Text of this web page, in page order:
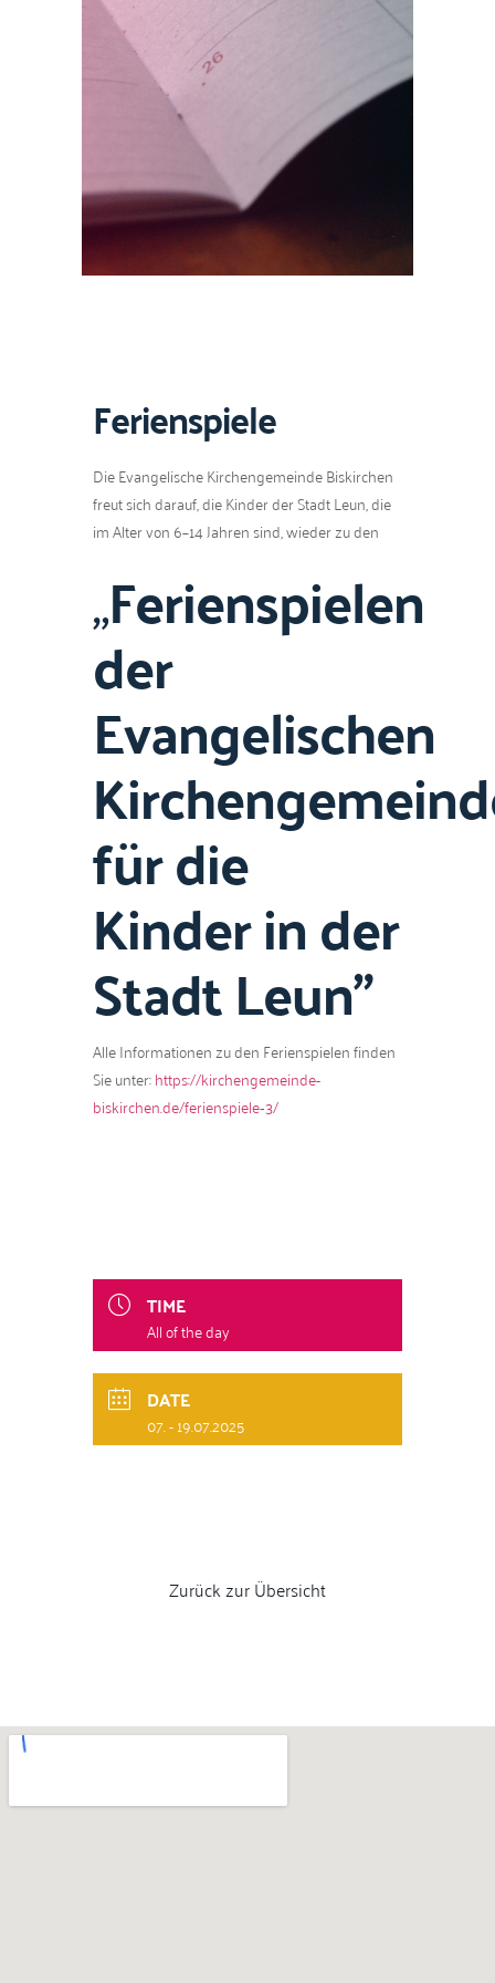
Ferienspiele
Die Evan­ge­lis­che Kirchenge­meinde Biskirchen
freut sich darauf, die Kinder der Stadt Leun, die
im Alter von 6–14 Jahren sind, wieder zu den
„Ferienspielen
der
Evangelischen
für die
Kinder in der
Stadt Leun”
Alle Infor­ma­tio­nen zu den Ferien­spie­len find­en
Sie unter:https://kirchengemeinde-
biskirchen.de/ferienspiele‑3/
TIME
All of the day
DATE
07. - 19.07.2025
Zurück zur Übersicht